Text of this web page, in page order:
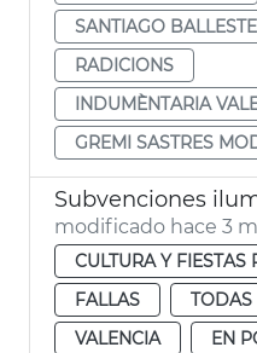
SANTIAGO
RADICIONS
INDUMÈNTARIA
GREMI SASTRES
modificado hace 3
CULTURA Y FIESTAS
FALLAS
TODAS
VALENCIA
EN